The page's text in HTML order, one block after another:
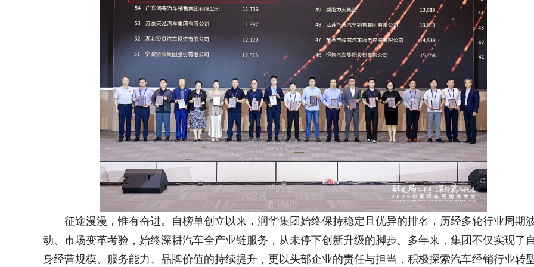
征途漫漫，惟有奋进。自榜单创立以来，润华集团始终保持稳定且优异的排名，历经多轮行业周期
动、市场变革考验，始终深耕汽车全产业链服务，从未停下创新升级的脚步。多年来，集团不仅实现了自
身经营规模、服务能力、品牌价值的持续提升，更以头部企业的责任与担当，积极探索汽车经销行业转